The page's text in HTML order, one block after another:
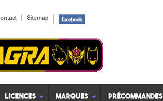
Sitemap
Licences Marques Précommandes